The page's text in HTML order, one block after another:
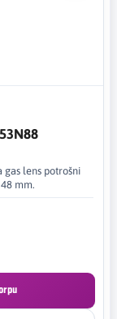
gas lens potrošni
mm.